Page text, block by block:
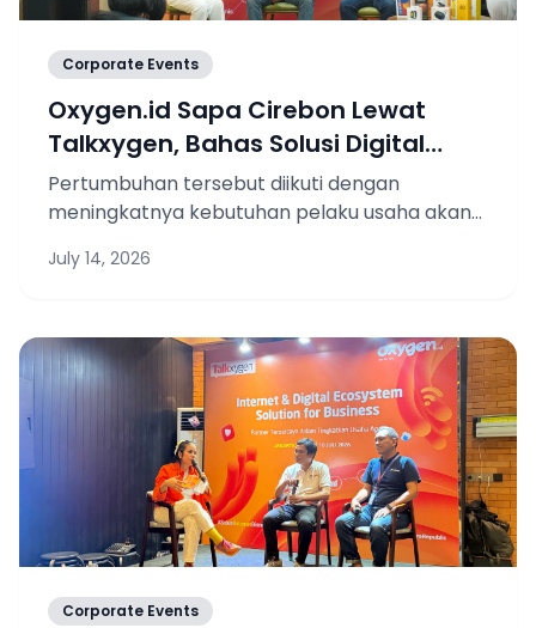
Corporate Events
Oxygen.id Sapa Cirebon Lewat
Talkxygen, Bahas Solusi Digital
untuk Bisnis
Pertumbuhan tersebut diikuti dengan
meningkatnya kebutuhan pelaku usaha akan
tetap lancar sekaligus mendukung
July 14, 2026
Corporate Events